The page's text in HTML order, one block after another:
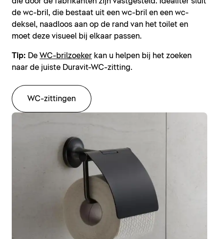
de wc-bril, die bestaat uit een wc-bril en een wc-
deksel, naadloos aan op de rand van het toilet en
moet deze visueel bij elkaar passen.
Tip: De WC-brilzoeker kan u helpen bij het zoeken
naar de juiste Duravit-WC-zitting.
WC-zittingen